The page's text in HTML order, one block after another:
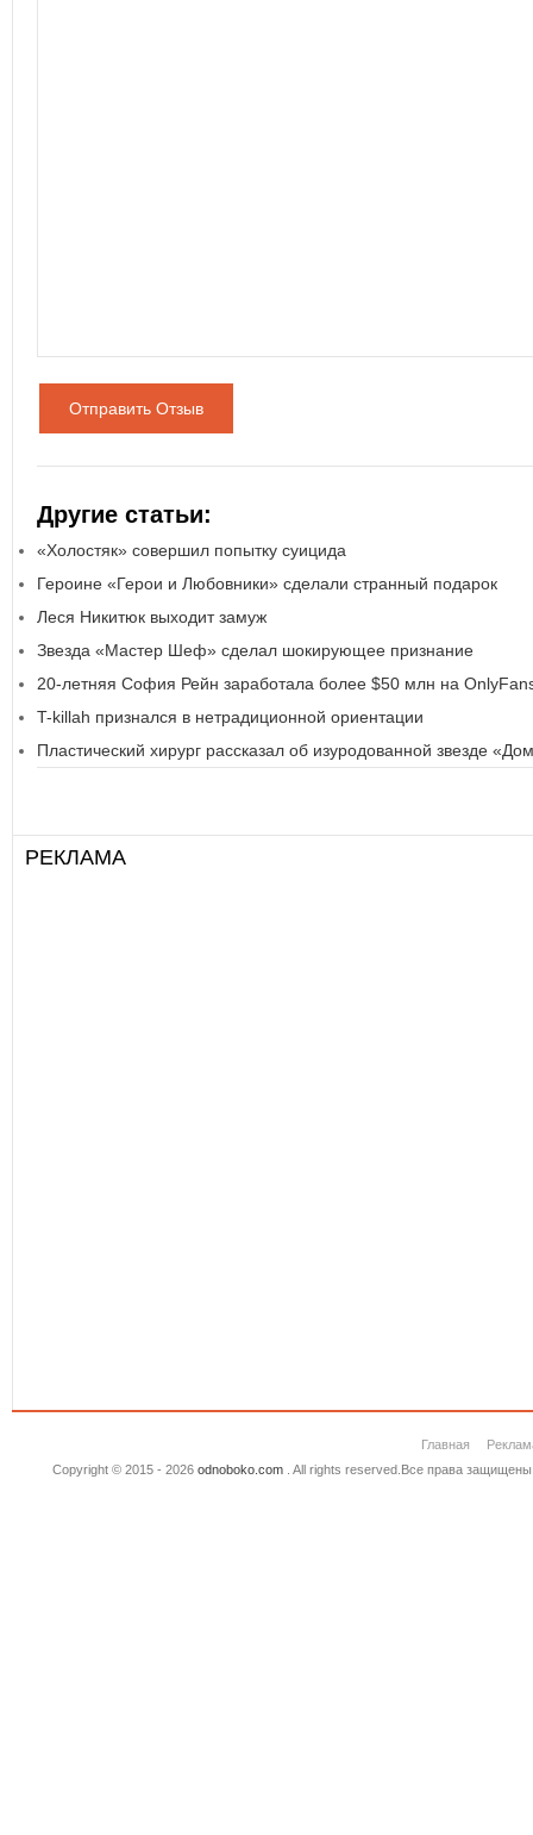
Отправить Отзыв
Другие статьи:
«Холостяк» совершил попытку суицида
Героине «Герои и Любовники» сделали странный подарок
Леся Никитюк выходит замуж
Звезда «Мастер Шеф» сделал шокирующее признание
20-летняя София Рейн заработала более $50 млн на
T-killah признался в нетрадиционной ориентации
Пластический хирург рассказал об изуродованной звезде
РЕКЛАМА
Главная
Copyright © 2015 - 2026 odnoboko.com. All rights reserved.Все права защищены.